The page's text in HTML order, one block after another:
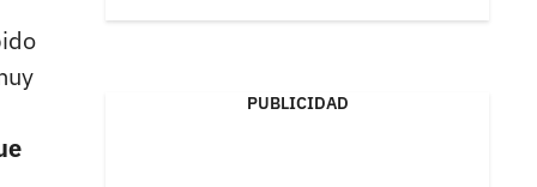
PUBLICIDAD